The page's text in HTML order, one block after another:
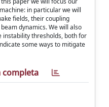
in particular we will
fields, their coupling
dynamics. We will also
instability thresholds, both for
some ways to mitigate
completa